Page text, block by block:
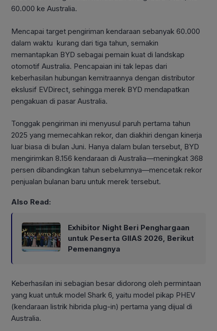
60.000 ke Australia.
Mencapai target pengiriman kendaraan sebanyak 60.000
dalam waktu kurang dari tiga tahun, semakin
memantapkan BYD sebagai pemain kuat di landskap
otomotif Australia. Pencapaian ini tak lepas dari
keberhasilan hubungan kemitraannya dengan distributor
ekslusif EVDirect, sehingga merek BYD mendapatkan
pengakuan di pasar Australia.
Tonggak pengiriman ini menyusul paruh pertama tahun
2025 yang memecahkan rekor, dan diakhiri dengan kinerja
luar biasa di bulan Juni. Hanya dalam bulan tersebut, BYD
mengirimkan 8.156 kendaraan di Australia—meningkat 368
persen dibandingkan tahun sebelumnya—mencetak rekor
penjualan bulanan baru untuk merek tersebut.
Also Read:
Exhibitor Night Beri Penghargaan
untuk Peserta GIIAS 2026, Berikut
Pemenangnya
Keberhasilan ini sebagian besar didorong oleh permintaan
yang kuat untuk model Shark 6, yaitu model pikap PHEV
(kendaraan listrik hibrida plug-in) pertama yang dijual di
Australia.